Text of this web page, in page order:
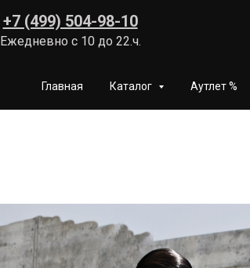
+7 (499) 504-98-10
Ежедневно с 10 до 22.ч.
Главная
Каталог Аутлет %